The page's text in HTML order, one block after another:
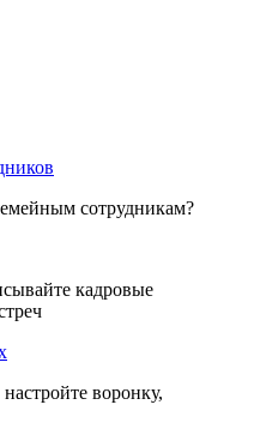
сотрудникам?
кадровые
воронку,